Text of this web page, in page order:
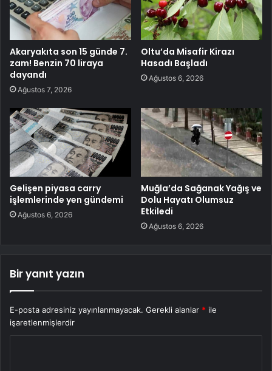
Akaryakıta son 15 günde 7.
zam! Benzin 70 liraya
dayandı
Ağustos 7, 2026
Oltu’da Misafir Kirazı
Hasadı Başladı
Ağustos 6, 2026
Gelişen piyasa carry
işlemlerinde yen gündemi
Ağustos 6, 2026
Muğla’da Sağanak Yağış ve
Dolu Hayatı Olumsuz
Etkiledi
Ağustos 6, 2026
Bir yanıt yazın
E-posta adresiniz yayınlanmayacak. Gerekli alanlar * ile
işaretlenmişlerdir